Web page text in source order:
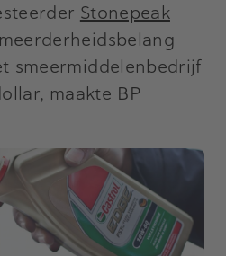
Stonepeak
smeermiddelenbedrijf
maakte BP